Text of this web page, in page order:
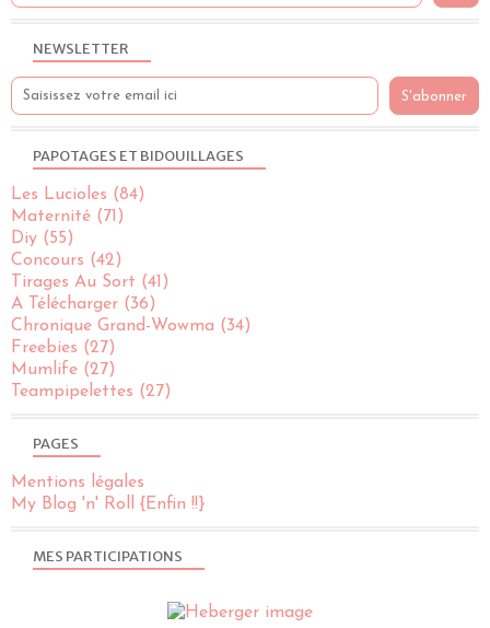
NEWSLETTER
PAGES
Mentions légales
My Blog 'n' Roll {Enfin !!}
PAPOTAGES ET BIDOUILLAGES
Les Lucioles (84)
Maternité (71)
Diy (55)
Concours (42)
Tirages Au Sort (41)
A Télécharger (36)
Chronique Grand-Wowma (34)
Freebies (27)
Mumlife (27)
Teampipelettes (27)
MES PARTICIPATIONS